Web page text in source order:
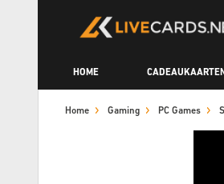
HOME CADEAUKAARTEN
Home Gaming PC Games